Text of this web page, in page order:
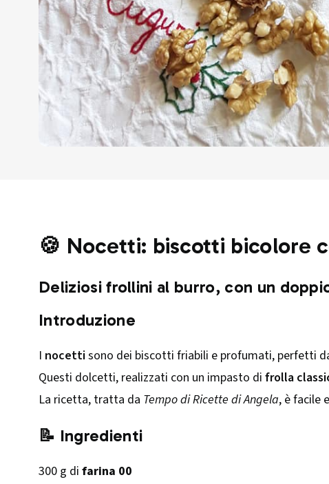
🍪 Nocetti: biscotti bicolore
Deliziosi frollini al burro, con un
Introduzione
I nocettisono dei biscotti friabili e profumati, perfetti
Questi dolcetti, realizzati con un impasto di frolla
La ricetta, tratta da Tempo di Ricette di Angela, è facile
📝 Ingredienti
300 g di farina 00